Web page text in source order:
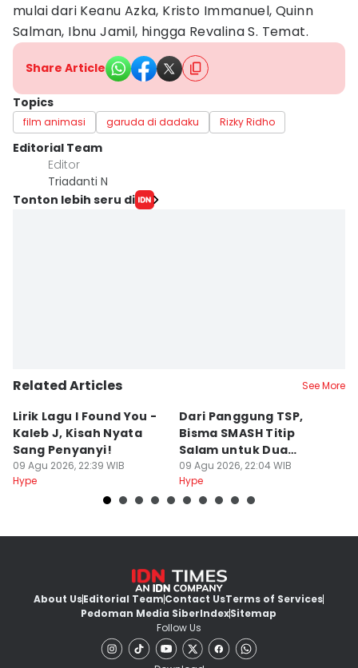
mulai dari Keanu Azka, Kristo Immanuel, Quinn
Salman, Ibnu Jamil, hingga Revalina S. Temat.
Share Article
Topics
film animasi garuda di dadaku Rizky Ridho
Editorial Team
Editor
Triadanti N
Tonton lebih seru di
Related Articles See More
Lirik Lagu I Found You -
Kaleb J, Kisah Nyata
Sang Penyanyi!
09 Agu 2026, 22:39 WIB
Hype
Dari Panggung TSP,
Bisma SMASH Titip
Salam untuk Dua
Mantan Member
09 Agu 2026, 22:04 WIB
Hype
About UsEditorial TeamContact UsTerms of Services
Pedoman Media SiberIndexSitemap
Follow Us